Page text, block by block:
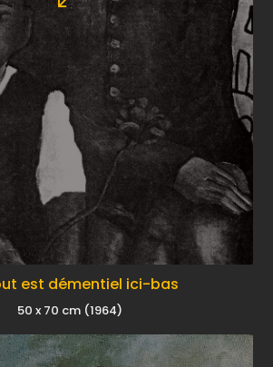
est démentiel ici-bas
50 x 70 cm (1964)